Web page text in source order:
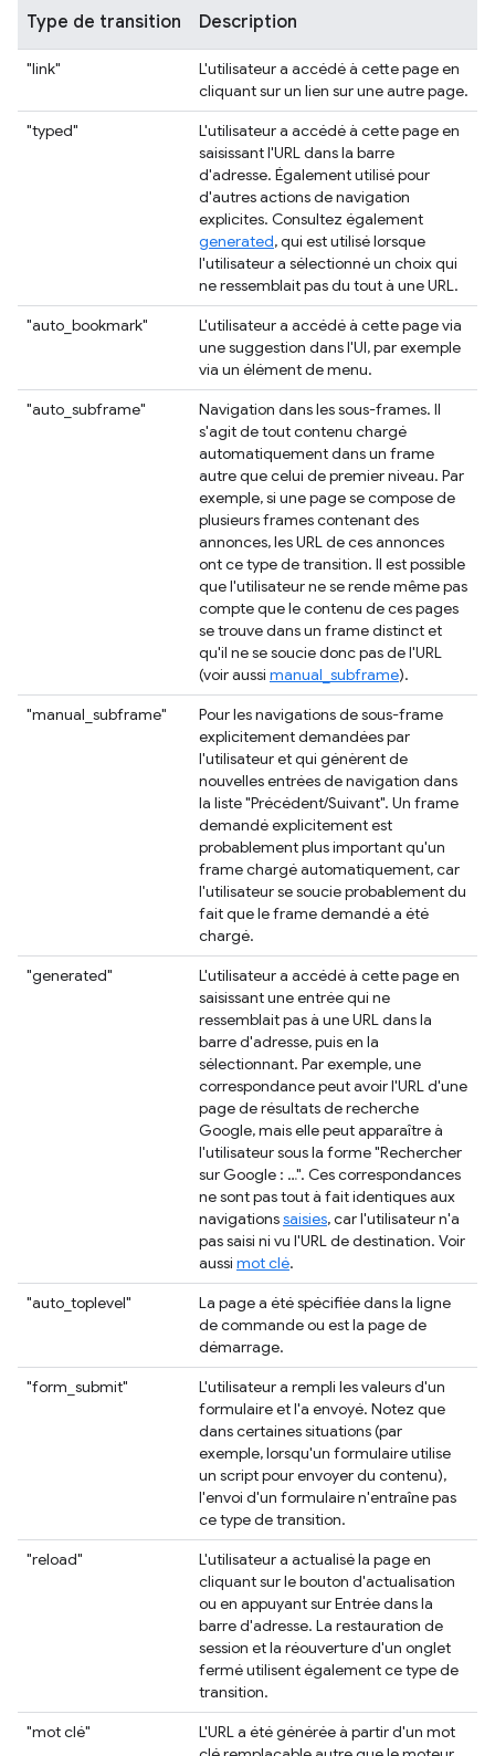
Type de transition Description
"link"
L'utilisateur a accédé à cette page en
cliquant sur un lien sur une autre page.
"typed"
L'utilisateur a accédé à cette page en
saisissant l'URL dans la barre
d'adresse. Également utilisé pour
d'autres actions de navigation
explicites. Consultez également
generated, qui est utilisé lorsque
l'utilisateur a sélectionné un choix qui
ne ressemblait pas du tout à une URL.
"auto_bookmark"
L'utilisateur a accédé à cette page via
une suggestion dans l'UI, par exemple
via un élément de menu.
"auto_subframe"
Navigation dans les sous-frames. Il
s'agit de tout contenu chargé
automatiquement dans un frame
autre que celui de premier niveau. Par
exemple, si une page se compose de
plusieurs frames contenant des
annonces, les URL de ces annonces
ont ce type de transition. Il est possible
que l'utilisateur ne se rende même pas
compte que le contenu de ces pages
se trouve dans un frame distinct et
qu'il ne se soucie donc pas de l'URL
(voir aussi manual_subframe).
"manual_subframe"
Pour les navigations de sous-frame
explicitement demandées par
l'utilisateur et qui génèrent de
nouvelles entrées de navigation dans
la liste "Précédent/Suivant". Un frame
demandé explicitement est
probablement plus important qu'un
frame chargé automatiquement, car
l'utilisateur se soucie probablement du
fait que le frame demandé a été
chargé.
"generated"
L'utilisateur a accédé à cette page en
saisissant une entrée qui ne
ressemblait pas à une URL dans la
barre d'adresse, puis en la
sélectionnant. Par exemple, une
correspondance peut avoir l'URL d'une
page de résultats de recherche
Google, mais elle peut apparaître à
l'utilisateur sous la forme "Rechercher
sur Google : …". Ces correspondances
ne sont pas tout à fait identiques aux
navigationssaisies, car l'utilisateur n'a
pas saisi ni vu l'URL de destination. Voir
aussi mot clé.
"auto_toplevel"
La page a été spécifiée dans la ligne
de commande ou est la page de
démarrage.
"form_submit"
L'utilisateur a rempli les valeurs d'un
formulaire et l'a envoyé. Notez que
dans certaines situations (par
exemple, lorsqu'un formulaire utilise
un script pour envoyer du contenu),
l'envoi d'un formulaire n'entraîne pas
ce type de transition.
"reload"
L'utilisateur a actualisé la page en
cliquant sur le bouton d'actualisation
ou en appuyant sur Entrée dans la
barre d'adresse. La restauration de
session et la réouverture d'un onglet
fermé utilisent également ce type de
transition.
"mot clé"
L'URL a été générée à partir d'un mot